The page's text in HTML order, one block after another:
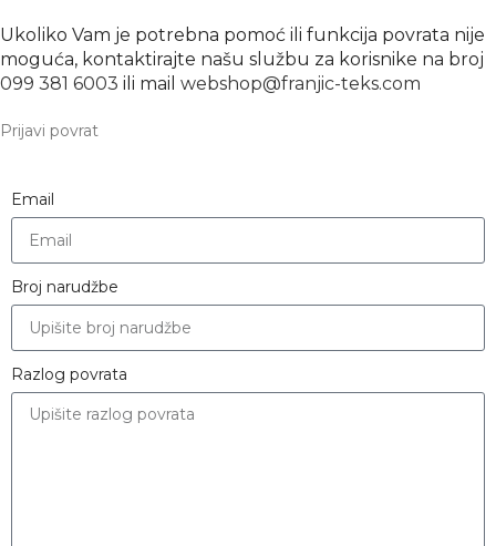
Ukoliko Vam je potrebna pomoć ili funkcija povrata nije
moguća, kontaktirajte našu službu za korisnike na broj
099 381 6003 ili mail webshop@franjic-teks.com
Prijavi povrat
Email
Broj narudžbe
Razlog povrata